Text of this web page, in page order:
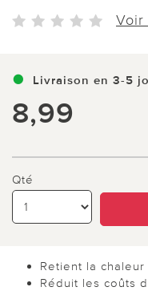
Voir
Livraison en 3-5
8,99
Qté
Retient la
Réduit les coûts